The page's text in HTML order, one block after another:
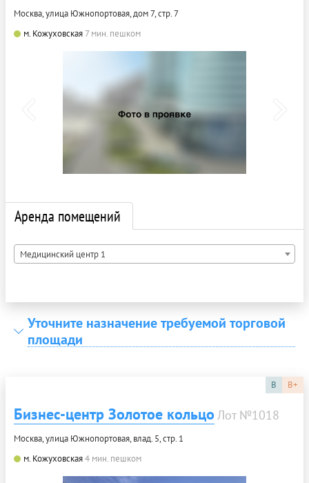
Москва, улица Южнопортовая, дом 7, стр. 7
м. Кожуховская 7 мин. пешком
Аренда помещений
Медицинский центр 1
Уточните назначение требуемой торговой
площади
B B+
Бизнес-центр Золотое кольцо Лот №1018
Москва, улица Южнопортовая, влад. 5, стр. 1
м. Кожуховская4 мин. пешком